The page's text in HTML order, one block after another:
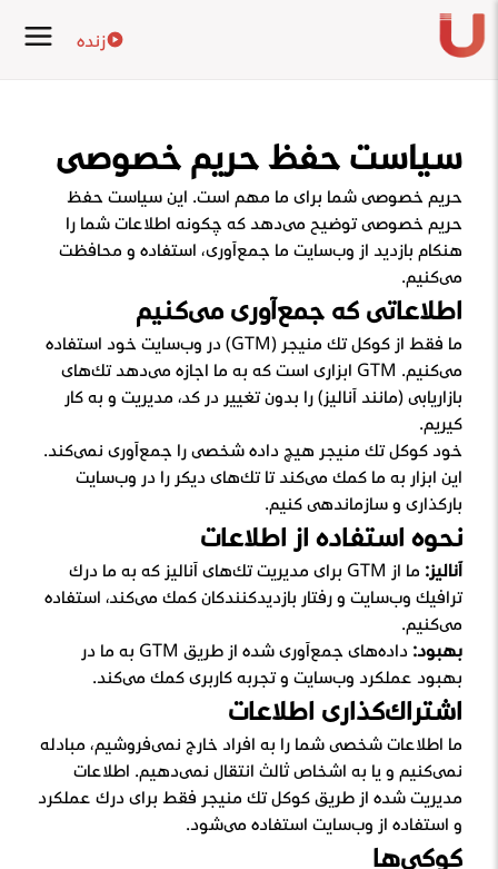
زنده
سیاست حفظ حریم خصوصی
حریم خصوصی شما برای ما مهم است. این سیاست حفظ
حریم خصوصی توضیح می‌دهد که چگونه اطلاعات شما را
هنگام بازدید از وب‌سایت ما جمع‌آوری، استفاده و محافظت
می‌کنیم.
اطلاعاتی که جمع‌آوری می‌کنیم
ما فقط از گوگل تگ منیجر (GTM) در وب‌سایت خود استفاده
می‌کنیم. GTM ابزاری است که به ما اجازه می‌دهد تگ‌های
بازاریابی (مانند آنالیز) را بدون تغییر در کد، مدیریت و به کار
گیریم.
خود گوگل تگ منیجر هیچ داده شخصی را جمع‌آوری نمی‌کند.
این ابزار به ما کمک می‌کند تا تگ‌های دیگر را در وب‌سایت
بارگذاری و سازماندهی کنیم.
نحوه استفاده از اطلاعات
آنالیز:
ما از GTM برای مدیریت تگ‌های آنالیز که به ما درک
ترافیک وب‌سایت و رفتار بازدیدکنندگان کمک می‌کند، استفاده
می‌کنیم.
بهبود:
داده‌های جمع‌آوری شده از طریق GTM به ما در
بهبود عملکرد وب‌سایت و تجربه کاربری کمک می‌کند.
اشتراک‌گذاری اطلاعات
ما اطلاعات شخصی شما را به افراد خارج نمی‌فروشیم، مبادله
نمی‌کنیم و یا به اشخاص ثالث انتقال نمی‌دهیم. اطلاعات
مدیریت شده از طریق گوگل تگ منیجر فقط برای درک عملکرد
و استفاده از وب‌سایت استفاده می‌شود.
کوکی‌ها